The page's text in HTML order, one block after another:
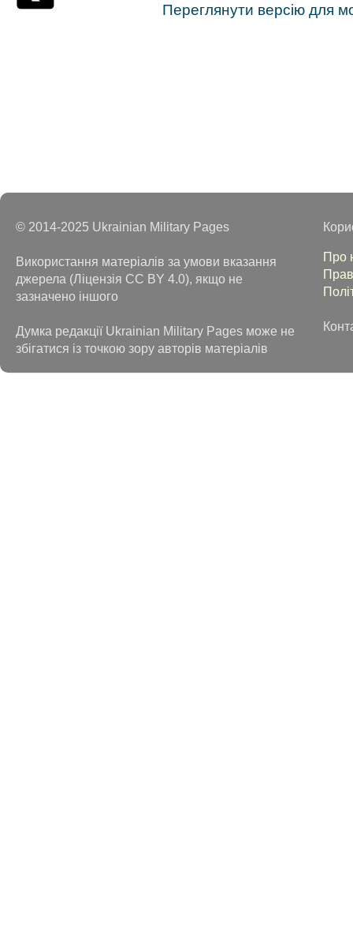
Переглянути версію для
© 2014-2025 Ukrainian Military Pages
Використання матеріалів за умови вказання
джерела (Ліцензія CC BY 4.0), якщо не
зазначено іншого
Думка редакції Ukrainian Military Pages може не
збігатися із точкою зору авторів матеріалів
Про